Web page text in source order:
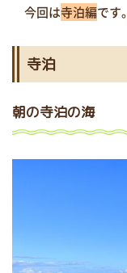
今回は寺泊編です。
寺泊
朝の寺泊の海